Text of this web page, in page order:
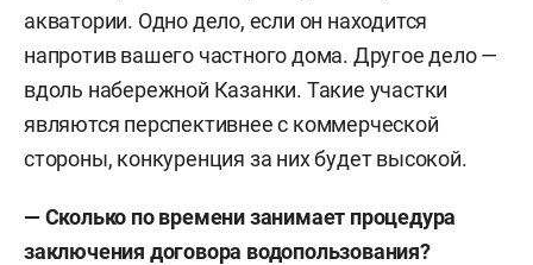
акватории. Одно дело, если он находится
напротив вашего частного дома. Другое дело —
вдоль набережной Казанки. Такие участки
являются перспективнее с коммерческой
стороны, конкуренция за них будет высокой.
— Сколько по времени занимает процедура
заключения договора водопользования?